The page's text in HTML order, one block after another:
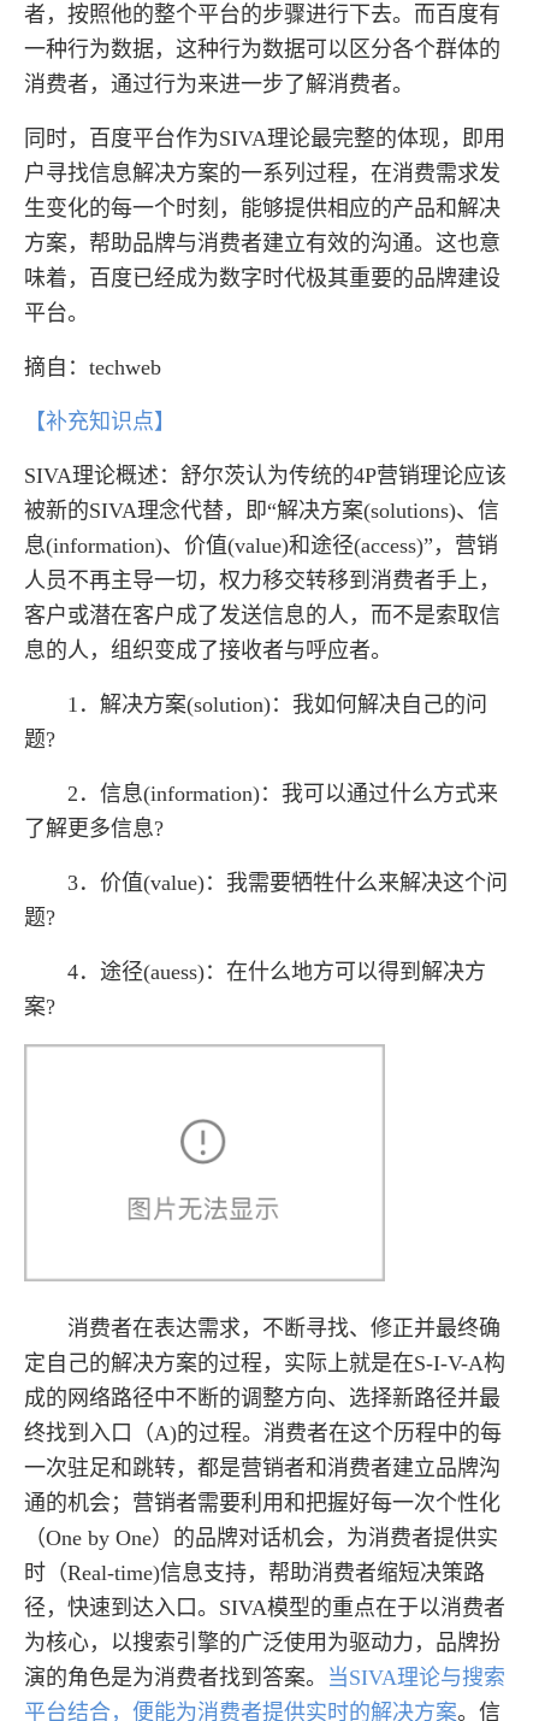
者，按照他的整个平台的步骤进行下去。而百度有
一种行为数据，这种行为数据可以区分各个群体的
消费者，通过行为来进一步了解消费者。
同时，百度平台作为SIVA理论最完整的体现，即用
户寻找信息解决方案的一系列过程，在消费需求发
生变化的每一个时刻，能够提供相应的产品和解决
方案，帮助品牌与消费者建立有效的沟通。这也意
味着，百度已经成为数字时代极其重要的品牌建设
平台。
摘自：techweb
【补充知识点】
SIVA理论概述：舒尔茨认为传统的4P营销理论应该
被新的SIVA理念代替，即“解决方案(solutions)、信
息(information)、价值(value)和途径(access)”，营销
人员不再主导一切，权力移交转移到消费者手上，
客户或潜在客户成了发送信息的人，而不是索取信
息的人，组织变成了接收者与呼应者。
1．解决方案(solution)：我如何解决自己的问
题?
2．信息(information)：我可以通过什么方式来
了解更多信息?
3．价值(value)：我需要牺牲什么来解决这个问
题?
4．途径(auess)：在什么地方可以得到解决方
案?
消费者在表达需求，不断寻找、修正并最终确
定自己的解决方案的过程，实际上就是在S-I-V-A构
成的网络路径中不断的调整方向、选择新路径并最
终找到入口（A)的过程。消费者在这个历程中的每
一次驻足和跳转，都是营销者和消费者建立品牌沟
通的机会；营销者需要利用和把握好每一次个性化
（One by One）的品牌对话机会，为消费者提供实
时（Real-time)信息支持，帮助消费者缩短决策路
径，快速到达入口。SIVA模型的重点在于以消费者
为核心，以搜索引擎的广泛使用为驱动力，品牌扮
演的角色是为消费者找到答案。 当SIVA理论与搜索
平台结合，便能为消费者提供实时的解决方案。信